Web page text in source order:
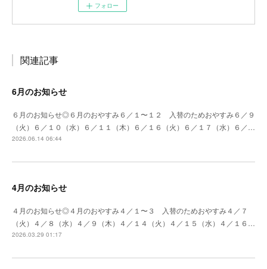
フォロー
関連記事
6月のお知らせ
６月のお知らせ◎６月のおやすみ６／１〜１２ 入替のためおやすみ６／９
（火）６／１０（水）６／１１（木）６／１６（火）６／１７（水）６／…
2026.06.14 06:44
4月のお知らせ
４月のお知らせ◎４月のおやすみ４／１〜３ 入替のためおやすみ４／７
（火）４／８（水）４／９（木）４／１４（火）４／１５（水）４／１６…
2026.03.29 01:17